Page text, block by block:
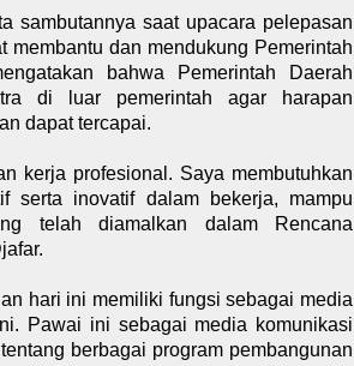
sambutannya saat upacara pelepasan
membantu dan mendukung Pemerintah
bahwa Pemerintah Daerah
di luar pemerintah agar harapan
dapat tercapai.
kerja profesional. Saya membutuhkan
serta inovatif dalam bekerja, mampu
telah diamalkan dalam Rencana
hari ini memiliki fungsi sebagai media
Pawai ini sebagai media komunikasi
berbagai program pembangunan